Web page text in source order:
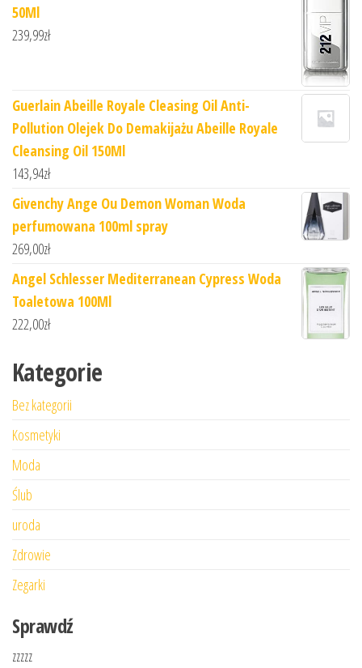
50Ml
239,99zł
Guerlain Abeille Royale Cleasing Oil Anti-
Pollution Olejek Do Demakijażu Abeille Royale
Cleansing Oil 150Ml
143,94zł
Givenchy Ange Ou Demon Woman Woda
perfumowana 100ml spray
269,00zł
Angel Schlesser Mediterranean Cypress Woda
Toaletowa 100Ml
222,00zł
Kategorie
Bez kategorii
Kosmetyki
Moda
Ślub
uroda
Zdrowie
Zegarki
Sprawdź
zzzzz